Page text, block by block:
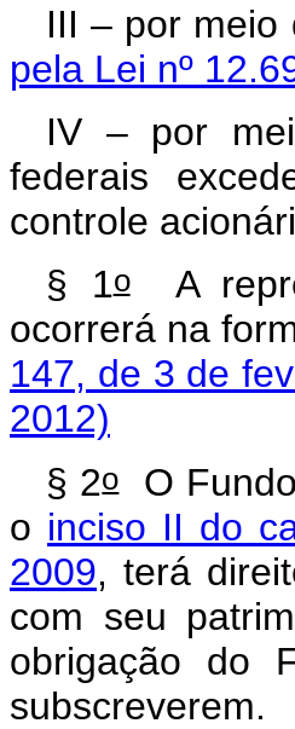
III – por
pela Lei nº
IV – por
federais
controle
§ 1oA
ocorrerá na
147, de 3 de
2012)
§ 2oO Fundo
o inciso II do
2009, terá
com seu
obrigação do